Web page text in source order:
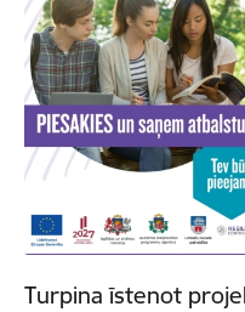
Turpina īstenot